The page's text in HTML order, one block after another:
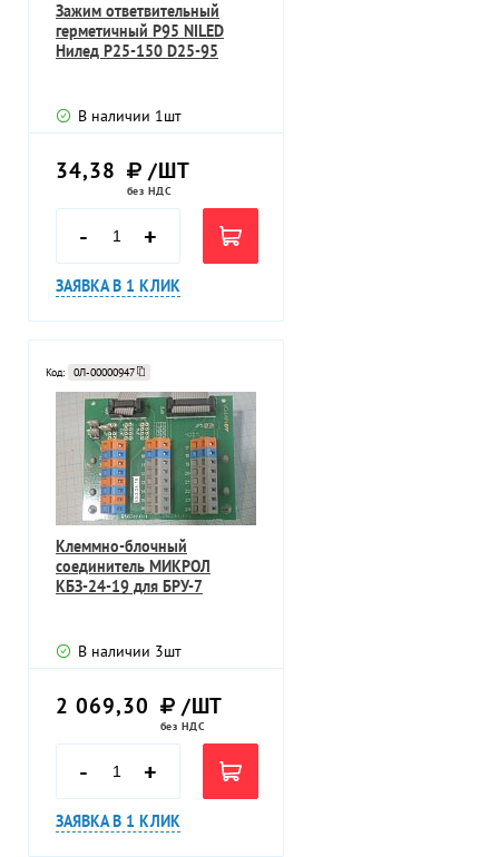
Зажим ответвительный
герметичный P95 NILED
Нилед P25-150 D25-95
В наличии 1шт
34,38 /ШТ
без НДС
- +
ЗАЯВКА В 1 КЛИК
Код: 0Л-00000947
Клеммно-блочный
соединитель МИКРОЛ
КБЗ-24-19 для БРУ-7
В наличии 3шт
2 069,30 /ШТ
без НДС
- +
ЗАЯВКА В 1 КЛИК